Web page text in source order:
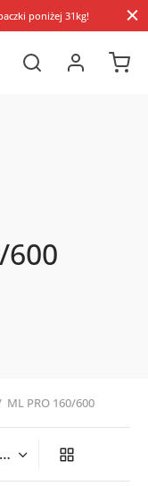
poniżej 31kg!
600
ML PRO 160/600